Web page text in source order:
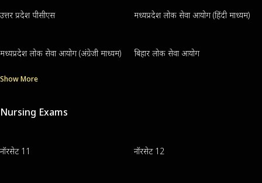
उत्तर प्रदेश पीसीएस मध्यप्रदेश लोक सेवा आयोग (हिंदी माध्यम)
मध्यप्रदेश लोक सेवा आयोग (अंग्रेजी माध्यम) बिहार लोक सेवा आयोग
Show More
Nursing Exams
नॉरसेट 11 नॉरसेट 12